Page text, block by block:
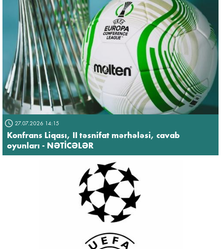
27.07.2026 14:15
Konfrans Liqası, II təsnifat mərhələsi, cavab
oyunları - NƏTİCƏLƏR